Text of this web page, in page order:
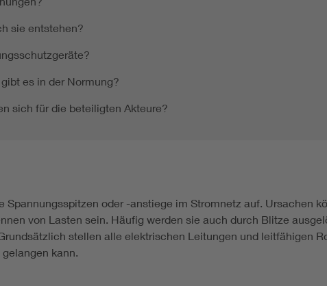
sie entstehen?
es in der Normung?
sich für die beteiligten Akteure?
Spannungsspitzen oder -anstiege im Stromnetz auf. Ursachen
von Lasten sein. Häufig werden sie auch durch Blitze
stellen alle elektrischen Leitungen und leitfähigen
kann.